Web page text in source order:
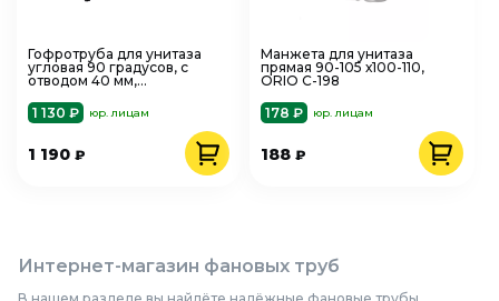
Гофротруба для унитаза
угловая 90 градусов, с
отводом 40 мм,
1 130 ₽
юр. лицам
1 190 ₽
Манжета для унитаза
прямая 90-105 х100-110,
ORIO С-198
178 ₽
юр. лицам
188₽
Интернет-магазин фановых труб